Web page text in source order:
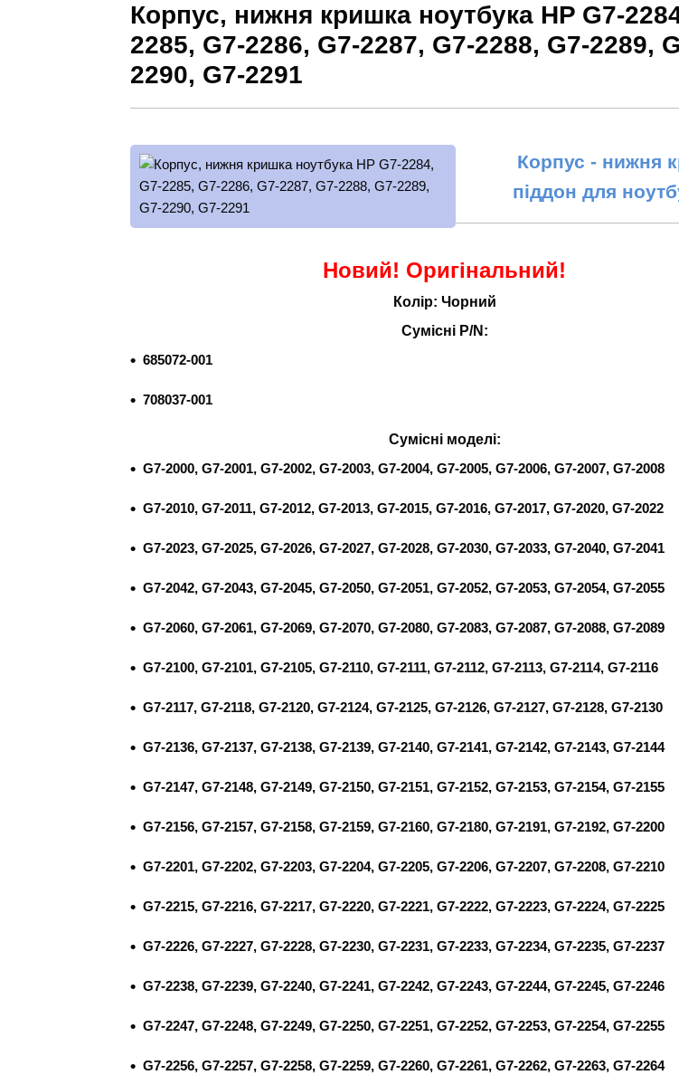
Корпус, нижня кришка ноутбука HP G7-
2285, G7-2286, G7-2287, G7-2288, G7-2289,
2290, G7-2291
Корпус - нижня
піддон для
Новий! Оригінальний!
Колір: Чорний
Сумісні P/N:
685072-001
708037-001
Сумісні моделі:
G7-2000, G7-2001, G7-2002, G7-2003, G7-2004, G7-2005, G7-2006, G7-2007, G7-2008
G7-2010, G7-2011, G7-2012, G7-2013, G7-2015, G7-2016, G7-2017, G7-2020, G7-2022
G7-2023, G7-2025, G7-2026, G7-2027, G7-2028, G7-2030, G7-2033, G7-2040, G7-2041
G7-2042, G7-2043, G7-2045, G7-2050, G7-2051, G7-2052, G7-2053, G7-2054, G7-2055
G7-2060, G7-2061, G7-2069, G7-2070, G7-2080, G7-2083, G7-2087, G7-2088, G7-2089
G7-2100, G7-2101, G7-2105, G7-2110, G7-2111, G7-2112, G7-2113, G7-2114, G7-2116
G7-2117, G7-2118, G7-2120, G7-2124, G7-2125, G7-2126, G7-2127, G7-2128, G7-2130
G7-2136, G7-2137, G7-2138, G7-2139, G7-2140, G7-2141, G7-2142, G7-2143, G7-2144
G7-2147, G7-2148, G7-2149, G7-2150, G7-2151, G7-2152, G7-2153, G7-2154, G7-2155
G7-2156, G7-2157, G7-2158, G7-2159, G7-2160, G7-2180, G7-2191, G7-2192, G7-2200
G7-2201, G7-2202, G7-2203, G7-2204, G7-2205, G7-2206, G7-2207, G7-2208, G7-2210
G7-2215, G7-2216, G7-2217, G7-2220, G7-2221, G7-2222, G7-2223, G7-2224, G7-2225
G7-2226, G7-2227, G7-2228, G7-2230, G7-2231, G7-2233, G7-2234, G7-2235, G7-2237
G7-2238, G7-2239, G7-2240, G7-2241, G7-2242, G7-2243, G7-2244, G7-2245, G7-2246
G7-2247, G7-2248, G7-2249, G7-2250, G7-2251, G7-2252, G7-2253, G7-2254, G7-2255
G7-2256, G7-2257, G7-2258, G7-2259, G7-2260, G7-2261, G7-2262, G7-2263, G7-2264